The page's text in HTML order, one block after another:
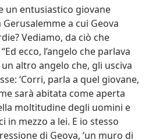
un entusiastico giovane
a cui Geova
Vediamo, da ciò che
ecco, l’angelo che parlava
un altro angelo che, gli usciva
‘Corri, parla a quel giovane,
sarà abitata come aperta
moltitudine degli uomini e
in mezzo a lei. E io stesso
di Geova, ‘un muro di